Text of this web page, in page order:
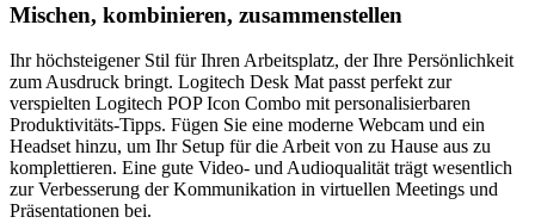
Mischen, kombinieren, zusammenstellen
Ihr höchsteigener Stil für Ihren Arbeitsplatz, der Ihre Persönlichkeit
zum Ausdruck bringt. Logitech Desk Mat passt perfekt zur
verspielten Logitech POP Icon Combo mit personalisierbaren
Produktivitäts-Tipps. Fügen Sie eine moderne Webcam und ein
Headset hinzu, um Ihr Setup für die Arbeit von zu Hause aus zu
komplettieren. Eine gute Video- und Audioqualität trägt wesentlich
zur Verbesserung der Kommunikation in virtuellen Meetings und
Präsentationen bei.